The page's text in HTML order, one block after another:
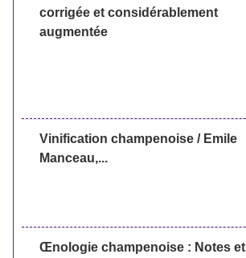
corrigée et considérablement
augmentée
Vinification champenoise / Emile
Manceau,...
Œnologie champenoise : Notes et